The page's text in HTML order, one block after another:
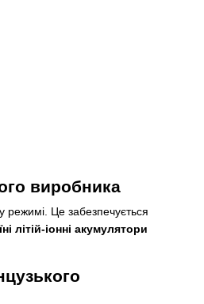
виробника
режимі. Це забезпечується
літій-іонні акумулятори